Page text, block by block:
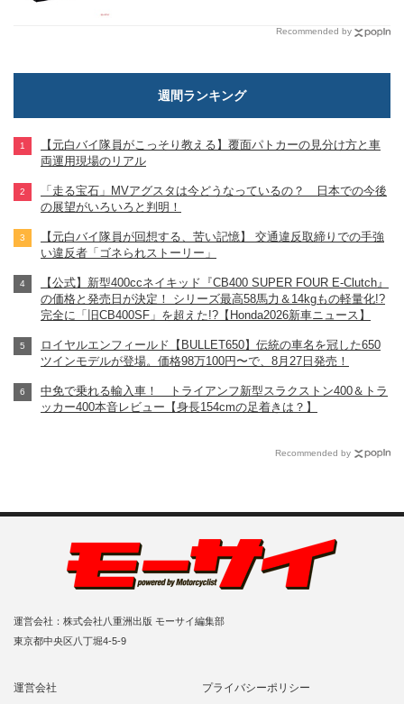
Recommended by
週間ランキング
【元白バイ隊員がこっそり教える】覆面パトカーの見分け方と車
両運用現場のリアル
「走る宝石」MVアグスタは今どうなっているの？ 日本での今後
の展望がいろいろと判明！
【元白バイ隊員が回想する、苦い記憶】 交通違反取締りでの手強
い違反者「ゴネられストーリー」
【公式】新型400ccネイキッド『CB400 SUPER FOUR E-Clutch』
の価格と発売日が決定！ シリーズ最高58馬力＆14kgもの軽量化!?
完全に「旧CB400SF」を超えた!?【Honda2026新車ニュース】
ロイヤルエンフィールド【BULLET650】伝統の車名を冠した650
ツインモデルが登場。価格98万100円〜で、8月27日発売！
中免で乗れる輸入車！ トライアンフ新型スラクストン400＆トラ
ッカー400本音レビュー【身長154cmの足着きは？】
Recommended by
運営会社：株式会社八重洲出版 モーサイ編集部
東京都中央区八丁堀4-5-9
運営会社 プライバシーポリシー